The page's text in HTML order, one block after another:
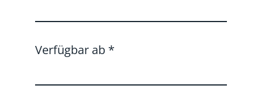
Verfügbar ab *